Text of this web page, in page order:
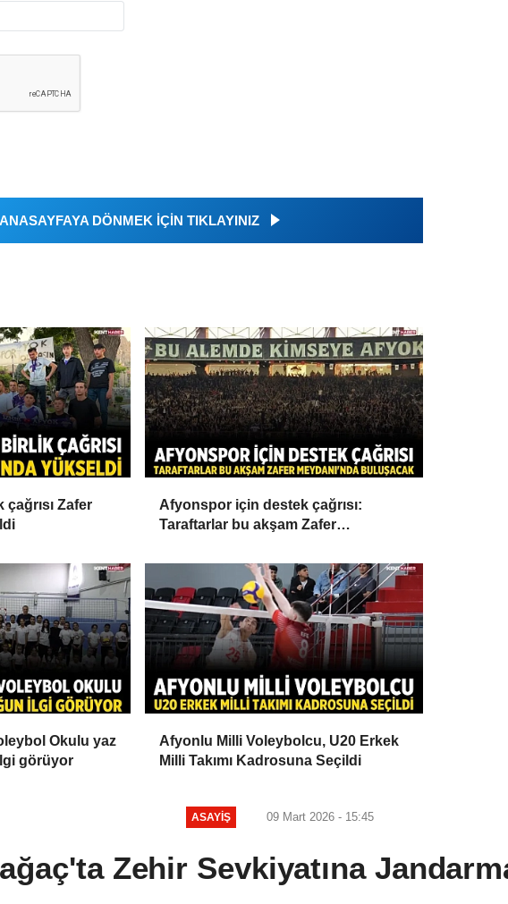
ANASAYFAYA DÖNMEK İÇİN TIKLAYINIZ
Zafer
Afyonspor için destek çağrısı:
Taraftarlar bu akşam Zafer
Okulu yaz
görüyor
Afyonlu Milli Voleybolcu, U20 Erkek
Milli Takımı Kadrosuna Seçildi
ASAYIŞ 09 Mart 2026 - 15:45
Zehir Sevkiyatına